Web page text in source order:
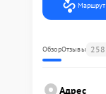
Маршрут
ОбзорОтзывы 258
Адрес